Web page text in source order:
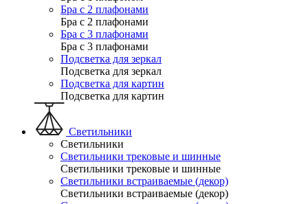
Бра с 2 плафонами
Бра с 2 плафонами
Бра с 3 плафонами
Бра с 3 плафонами
Подсветка для зеркал
Подсветка для зеркал
Подсветка для картин
Подсветка для картин
Светильники
Светильники
Светильники трековые и шинные
Светильники трековые и шинные
Светильники встраиваемые (декор)
Светильники встраиваемые (декор)